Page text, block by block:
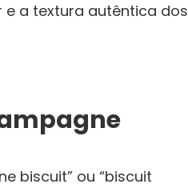
e a textura autêntica dos
biscuit” ou “biscuit